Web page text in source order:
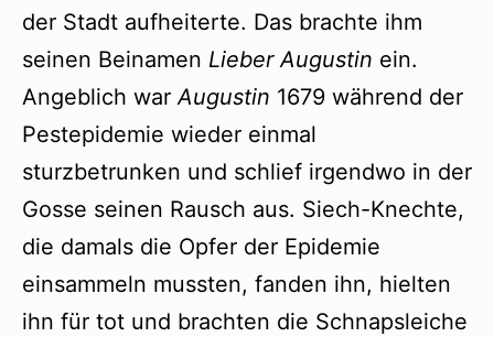
der Stadt aufheiterte. Das brachte ihm
seinen Beinamen Lieber Augustin ein.
Angeblich warAugustin 1679 während der
Pestepidemie wieder einmal
sturzbetrunken und schlief irgendwo in der
Gosse seinen Rausch aus. Siech-Knechte,
die damals die Opfer der Epidemie
einsammeln mussten, fanden ihn, hielten
ihn für tot und brachten die Schnapsleiche